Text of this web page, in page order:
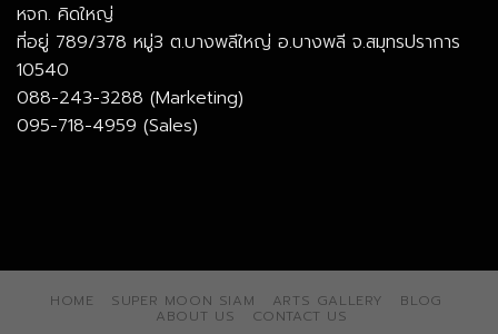
หจก. คิดใหญ่
ที่อยู่ 789/378 หมู่3 ต.บางพลีใหญ่ อ.บางพลี จ.สมุทรปราการ
10540
088-243-3288 (Marketing)
095-718-4959 (Sales)
HOME SUPER MOON SIAM ARTS GALLERY BLOG
ABOUT US CONTACT US